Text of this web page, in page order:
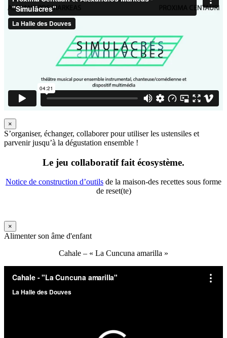
×
S’organiser, échanger, collaborer pour utiliser les ustensiles et
parvenir jusqu’à la dégustation ensemble !
Le jeu collaboratif fait écosystème.
Notice de construction d’outils de la maison-des recettes sous forme
de reset(te)
×
Alimenter son âme d'enfant
Cahale – « La Cuncuna amarilla »